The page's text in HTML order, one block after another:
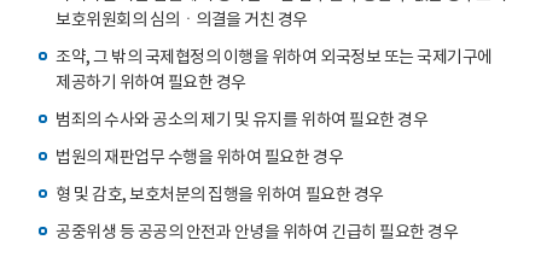
보호위원회의 심의ㆍ의결을 거친 경우
조약, 그 밖의 국제협정의 이행을 위하여 외국정보 또는 국제기구에
제공하기 위하여 필요한 경우
범죄의 수사와 공소의 제기 및 유지를 위하여 필요한 경우
법원의 재판업무 수행을 위하여 필요한 경우
형 및 감호, 보호처분의 집행을 위하여 필요한 경우
공중위생 등 공공의 안전과 안녕을 위하여 긴급히 필요한 경우